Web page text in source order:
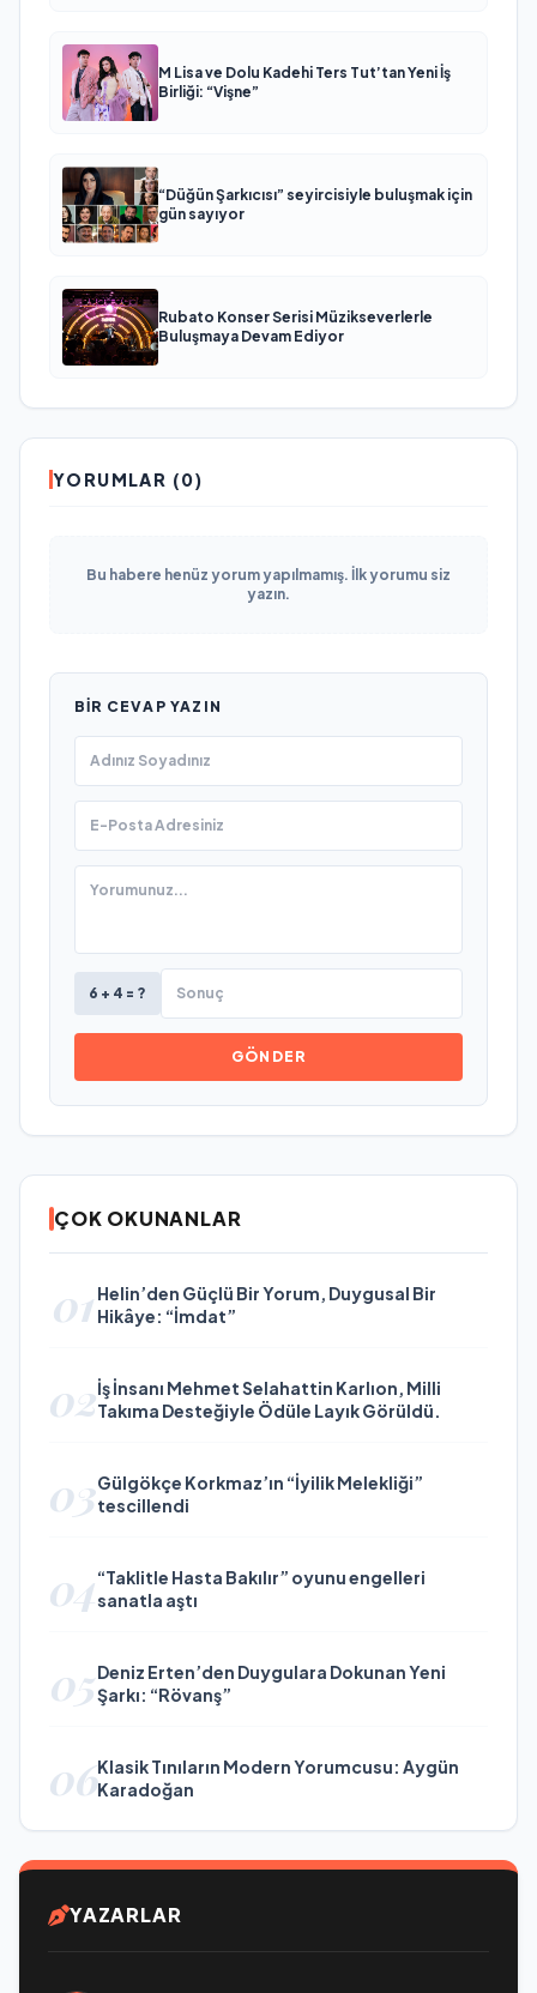
M Lisa ve Dolu Kadehi Ters Tut’tan Yeni İş
Birliği: “Vişne”
“Düğün Şarkıcısı” seyircisiyle buluşmak için
gün sayıyor
Rubato Konser Serisi Müzikseverlerle
Buluşmaya Devam Ediyor
YORUMLAR (0)
Bu habere henüz yorum yapılmamış. İlk yorumu siz
yazın.
BIR CEVAP YAZIN
6 + 4 = ?
GÖNDER
ÇOK OKUNANLAR
01 Helin’den Güçlü Bir Yorum, Duygusal Bir
Hikâye: “İmdat”
02İş İnsanı Mehmet Selahattin Karlıon, Milli
Takıma Desteğiyle Ödüle Layık Görüldü.
03Gülgökçe Korkmaz’ın “İyilik Melekliği”
tescillendi
04“Taklitle Hasta Bakılır” oyunu engelleri
sanatla aştı
05Deniz Erten’den Duygulara Dokunan Yeni
Şarkı: “Rövanş”
06Klasik Tınıların Modern Yorumcusu: Aygün
Karadoğan
YAZARLAR